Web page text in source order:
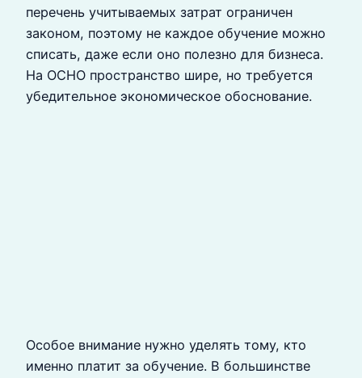
перечень учитываемых затрат ограничен
законом, поэтому не каждое обучение можно
списать, даже если оно полезно для бизнеса.
На ОСНО пространство шире, но требуется
убедительное экономическое обоснование.
Особое внимание нужно уделять тому, кто
именно платит за обучение. В большинстве